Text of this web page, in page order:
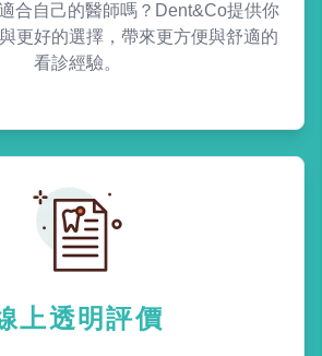
合自己的醫師嗎？Dent&Co提供你
更好的選擇，帶來更方便與舒適的
看診經驗。
上透明評價